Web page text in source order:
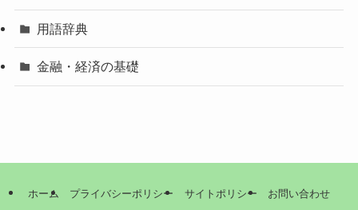
用語辞典
金融・経済の基礎
ホーム プライバシーポリシー サイトポリシー お問い合わせ